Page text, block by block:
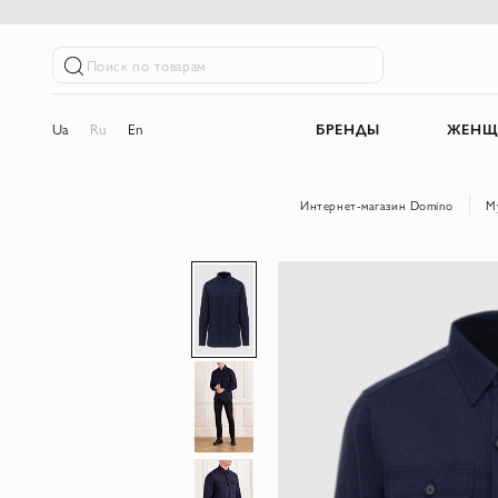
Поиск по товарам
Ua Ru En БРЕНДЫ
Интернет-магазин Domino
Пропустить
перейти
галереям
изображений